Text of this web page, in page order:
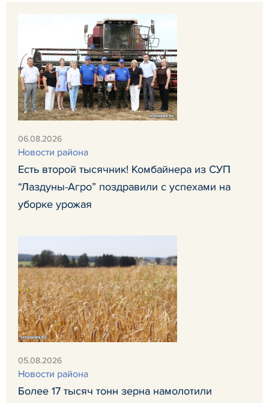
06.08.2026
Новости района
Есть второй тысячник! Комбайнера из СУП
“Лаздуны-Агро” поздравили с успехами на
уборке урожая
05.08.2026
Новости района
Более 17 тысяч тонн зерна намолотили